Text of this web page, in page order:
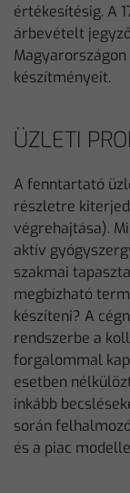
értékesítésig. A
árbevételt
készítményeit.
ÜZLETI
A fenntartató
részletre
végrehajtása).
aktív
szakmai
megbízható
készíteni? A
rendszerbe a
forgalommal
esetben
inkább
során
és a piac